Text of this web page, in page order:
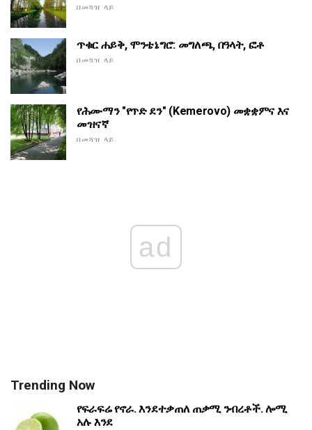
በመጓዝ ላይ
ጥቁር ሐይቅ, ሞንቴኔግሮ: መግለጫ, በዓላት, ፎቶ
በመጓዝ ላይ
የሕሙማን "የጥድ ደን" (Kemerovo) መቋቋምና እና
መዝናኛ
በመጓዝ ላይ
ad
Trending Now
የፍራፍሬ የኖራ. እንደተቃጠለ ጠቃሚ ንብረቶች. ሎሚ
አሉ እንደ